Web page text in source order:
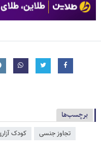
برچسب‌ها
تجاوز جنسی کودک